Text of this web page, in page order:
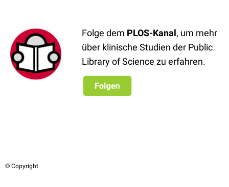
Folge dem PLOS-Kanal, um mehr
über klinische Studien der Public
Library of Science zu erfahren.
© Copyright